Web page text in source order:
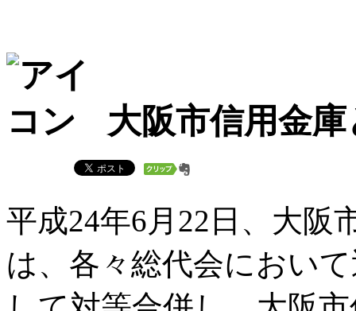
大阪市信用金
平成24年6月22日、大阪
は、各々総代会におい